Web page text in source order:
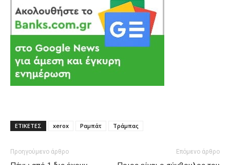
ΕΤΙΚΕΤΕΣ xerox Ραμπάτ Τράμπας
Προηγούμενο άρθρο Επόμενο άρθρο